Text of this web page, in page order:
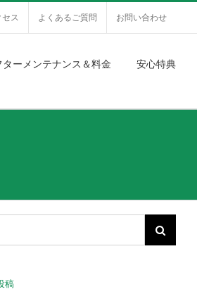
セス よくあるご質問 お問い合わせ
ターメンテナンス＆料金 安心特典
稿